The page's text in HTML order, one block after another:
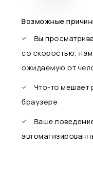
Возможные
Вы
со скоростью,
ожидаемую от
Что-то мешает
браузере
Ваше